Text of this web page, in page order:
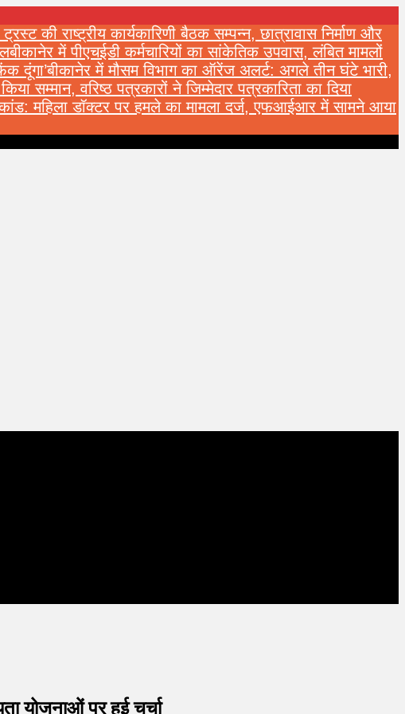
ट्रस्ट की राष्ट्रीय कार्यकारिणी बैठक सम्पन्न, छात्रावास निर्माण और
बीकानेर में पीएचईडी कर्मचारियों का सांकेतिक उपवास, लंबित मामलों
दूंगा’बीकानेर में मौसम विभाग का ऑरेंज अलर्ट: अगले तीन घंटे भारी,
सम्मान, वरिष्ठ पत्रकारों ने जिम्मेदार पत्रकारिता का दिया
कांड: महिला डॉक्टर पर हमले का मामला दर्ज, एफआईआर में सामने आया
योजनाओं पर हुई चर्चा